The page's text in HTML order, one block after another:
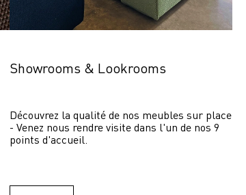
Showrooms & Lookrooms
Découvrez la qualité de nos meubles sur place
- Venez nous rendre visite dans l'un de nos 9
points d'accueil.